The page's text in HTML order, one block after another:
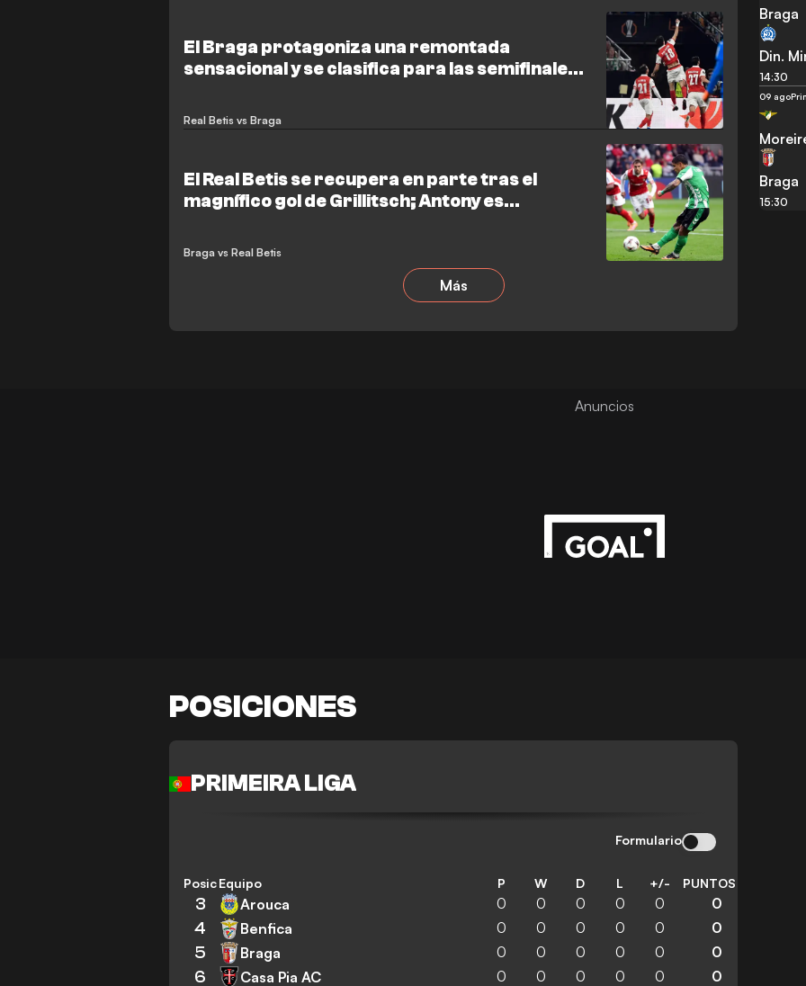
El Braga protagoniza una remontada
sensacional y se clasifica para las semifinales
Real Betis vs Braga
El Real Betis se recupera en parte tras el
magnífico gol de Grillitsch; Antony es
Braga vs Real Betis
Más
Braga
Din.
14:30
09 ago
Braga
15:30
POSICIONES
PRIMEIRA LIGA
Formulario
PosiciónEquipo P W D L +/- PUNTOS
3 Arouca 0 0 0 0 0 0
4 Benfica 0 0 0 0 0 0
5 Braga 0 0 0 0 0 0
6 Casa Pia AC 0 0 0 0 0 0